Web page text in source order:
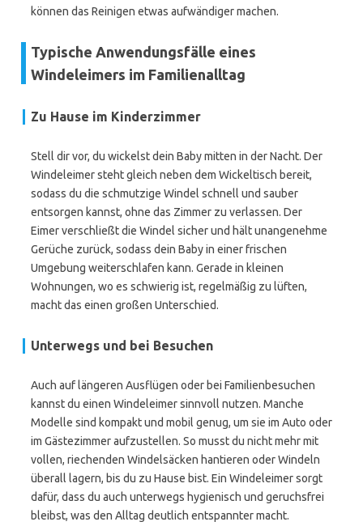
können das Reinigen etwas aufwändiger machen.
Typische Anwendungsfälle eines
Windeleimers im Familienalltag
Zu Hause im Kinderzimmer
Stell dir vor, du wickelst dein Baby mitten in der Nacht. Der
Windeleimer steht gleich neben dem Wickeltisch bereit,
sodass du die schmutzige Windel schnell und sauber
entsorgen kannst, ohne das Zimmer zu verlassen. Der
Eimer verschließt die Windel sicher und hält unangenehme
Gerüche zurück, sodass dein Baby in einer frischen
Umgebung weiterschlafen kann. Gerade in kleinen
Wohnungen, wo es schwierig ist, regelmäßig zu lüften,
macht das einen großen Unterschied.
Unterwegs und bei Besuchen
Auch auf längeren Ausflügen oder bei Familienbesuchen
kannst du einen Windeleimer sinnvoll nutzen. Manche
Modelle sind kompakt und mobil genug, um sie im Auto oder
im Gästezimmer aufzustellen. So musst du nicht mehr mit
vollen, riechenden Windelsäcken hantieren oder Windeln
überall lagern, bis du zu Hause bist. Ein Windeleimer sorgt
dafür, dass du auch unterwegs hygienisch und geruchsfrei
bleibst, was den Alltag deutlich entspannter macht.